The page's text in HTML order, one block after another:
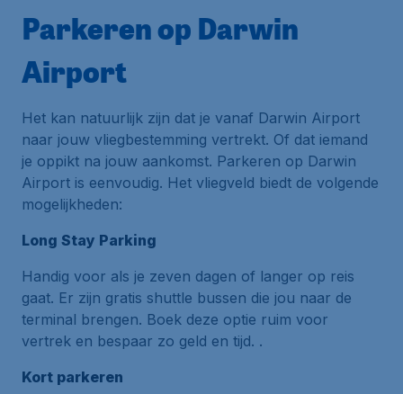
Parkeren op Darwin
Airport
Het kan natuurlijk zijn dat je vanaf Darwin Airport
naar jouw vliegbestemming vertrekt. Of dat iemand
je oppikt na jouw aankomst. Parkeren op Darwin
Airport is eenvoudig. Het vliegveld biedt de volgende
mogelijkheden:
Long Stay Parking
Handig voor als je zeven dagen of langer op reis
gaat. Er zijn gratis shuttle bussen die jou naar de
terminal brengen. Boek deze optie ruim voor
vertrek en bespaar zo geld en tijd. .
Kort parkeren